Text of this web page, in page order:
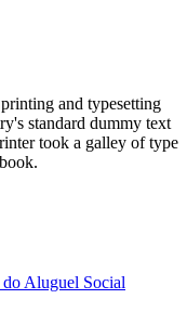
and typesetting
standard dummy text
took a galley of type